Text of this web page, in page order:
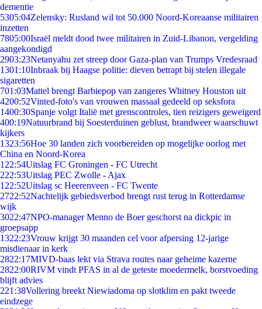
dementie
5305:04Zelensky: Rusland wil tot 50.000 Noord-Koreaanse militairen
inzetten
7805:00Israël meldt dood twee militairen in Zuid-Libanon, vergelding
aangekondigd
2903:23Netanyahu zet streep door Gaza-plan van Trumps Vredesraad
1301:10Inbraak bij Haagse politie: dieven betrapt bij stelen illegale
sigaretten
701:03Mattel brengt Barbiepop van zangeres Whitney Houston uit
4200:52Vinted-foto's van vrouwen massaal gedeeld op seksfora
1400:30Spanje volgt Italië met grenscontroles, tien reizigers geweigerd
400:19Natuurbrand bij Soesterduinen geblust, brandweer waarschuwt
kijkers
1323:56Hoe 30 landen zich voorbereiden op mogelijke oorlog met
China en Noord-Korea
1 22:54Uitslag FC Groningen - FC Utrecht
222:53Uitslag PEC Zwolle - Ajax
1 22:52Uitslag sc Heerenveen - FC Twente
2722:52Nachtelijk gebiedsverbod brengt rust terug in Rotterdamse
wijk
3022:47NPO-manager Menno de Boer geschorst na dickpic in
groepsapp
1322:23Vrouw krijgt 30 maanden cel voor afpersing 12-jarige
misdienaar in kerk
2822:17MIVD-baas lekt via Strava routes naar geheime kazerne
2822:00RIVM vindt PFAS in al de geteste moedermelk, borstvoeding
blijft advies
221:38Vollering breekt Niewiadoma op slotklim en pakt tweede
eindzege